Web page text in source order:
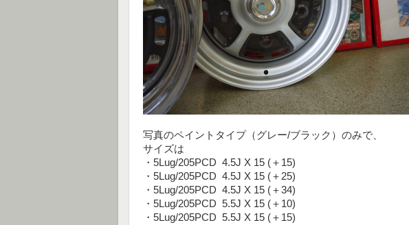
写真のペイントタイプ（グレー/ブラック）のみで、
サイズは
・5Lug/205PCD 4.5J X 15 (＋15)
・5Lug/205PCD 4.5J X 15 (＋25)
・5Lug/205PCD 4.5J X 15 (＋34)
・5Lug/205PCD 5.5J X 15 (＋10)
・5Lug/205PCD 5.5J X 15 (＋15)